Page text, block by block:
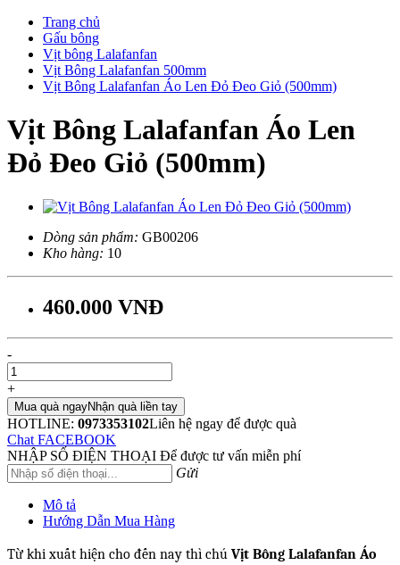
Trang chủ
Gấu bông
Vịt bông Lalafanfan
Vịt Bông Lalafanfan 500mm
Vịt Bông Lalafanfan Áo Len Đỏ Đeo Giỏ (500mm)
Vịt Bông Lalafanfan Áo Len
Đỏ Đeo Giỏ (500mm)
Dòng sản phẩm: GB00206
Kho hàng: 10
460.000 VNĐ
-
+
Mua quà ngayNhận quà liền tay
HOTLINE: 0973353102Liên hệ ngay để được quà
Chat FACEBOOK
NHẬP SỐ ĐIỆN THOẠI Để được tư vấn miễn phí
Gửi
Mô tả
Hướng Dẫn Mua Hàng
Từ khi xuất hiện cho đến nay thì chú Vịt Bông Lalafanfan Áo